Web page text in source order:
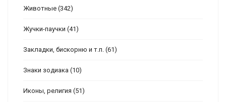
Животные (342)
Жучки-паучки (41)
Закладки, бискорню и т.п. (61)
Знаки зодиака (10)
Иконы, религия (51)